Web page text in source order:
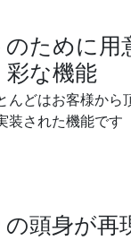
ために用
彩な機能
んどはお客様から
装された機能です
頭身が再